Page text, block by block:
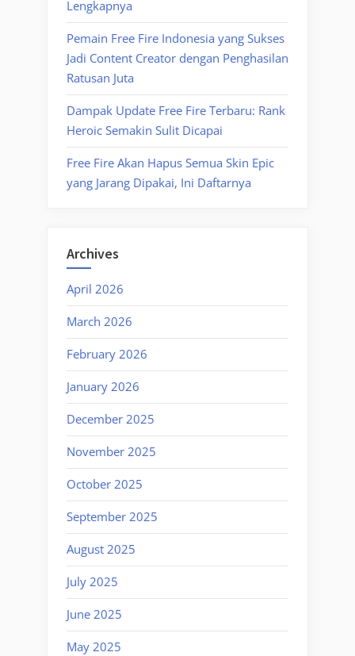
Lengkapnya
Pemain Free Fire Indonesia yang Sukses
Jadi Content Creator dengan Penghasilan
Ratusan Juta
Dampak Update Free Fire Terbaru: Rank
Heroic Semakin Sulit Dicapai
Free Fire Akan Hapus Semua Skin Epic
yang Jarang Dipakai, Ini Daftarnya
Archives
April 2026
March 2026
February 2026
January 2026
December 2025
November 2025
October 2025
September 2025
August 2025
July 2025
June 2025
May 2025